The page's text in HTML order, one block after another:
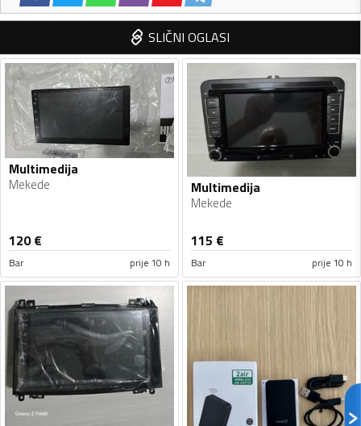
SLIČNI OGLASI
Multimedija
Mekede
120€
Bar prije 10 h
Multimedija
Mekede
115 €
Bar prije 10 h